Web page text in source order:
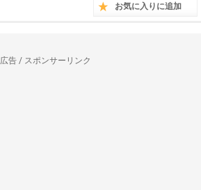
お気に入りに追加
広告 / スポンサーリンク